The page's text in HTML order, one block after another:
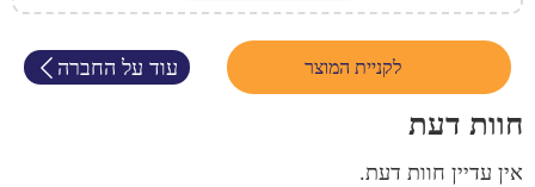
לקניית המוצר עוד על החברה
חוות דעת
אין עדיין חוות דעת.